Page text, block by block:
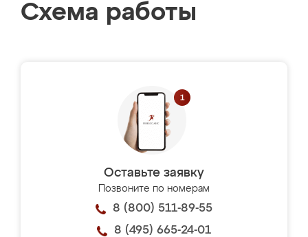
Схема работы
Оставьте заявку
Позвоните по номерам
8 (800) 511-89-55
8 (495) 665-24-01